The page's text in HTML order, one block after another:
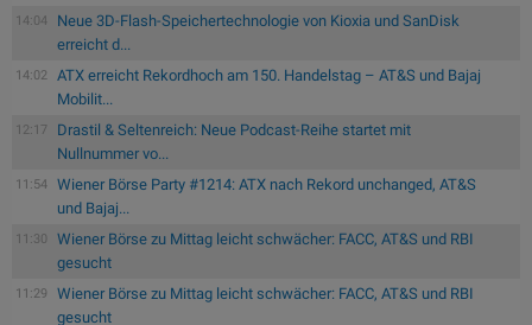
14:04
Neue 3D-Flash-Speichertechnologie von Kioxia und SanDisk
erreicht d...
14:02
ATX erreicht Rekordhoch am 150. Handelstag – AT&S und Bajaj
Mobilit...
12:17
Drastil & Seltenreich: Neue Podcast-Reihe startet mit
Nullnummer vo...
11:54
Wiener Börse Party #1214: ATX nach Rekord unchanged, AT&S
und Bajaj...
11:30
Wiener Börse zu Mittag leicht schwächer: FACC, AT&S und RBI
gesucht
11:29
Wiener Börse zu Mittag leicht schwächer: FACC, AT&S und RBI
gesucht